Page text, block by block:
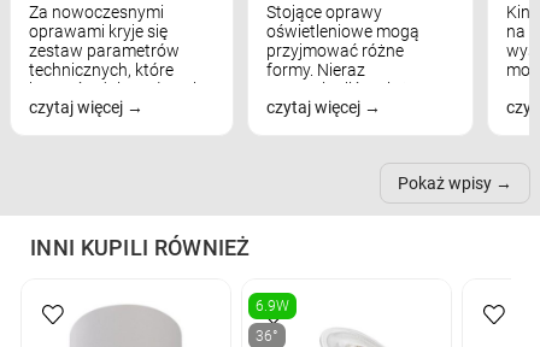
Za nowoczesnymi
oprawami kryje się
zestaw parametrów
technicznych, które
bezpośrednio wpływają
na komfort widzenia,
czytaj więcej
Stojące oprawy
oświetleniowe mogą
przyjmować różne
formy. Nieraz
wspominaliśmy już
modele na łukowych
nich może przydać się w
czytaj więcej
na
Pokaż wpisy
INNI KUPILI RÓWNIEŻ
6.9W
36°